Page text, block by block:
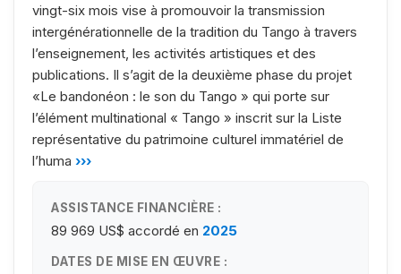
vingt-six mois vise à promouvoir la transmission
intergénérationnelle de la tradition du Tango à travers
l’enseignement, les activités artistiques et des
publications. Il s’agit de la deuxième phase du projet
«Le bandonéon : le son du Tango » qui porte sur
l’élément multinational « Tango » inscrit sur la Liste
représentative du patrimoine culturel immatériel de
l’huma ›››
ASSISTANCE FINANCIÈRE :
89 969 US$ accordé en 2025
DATES DE MISE EN ŒUVRE :